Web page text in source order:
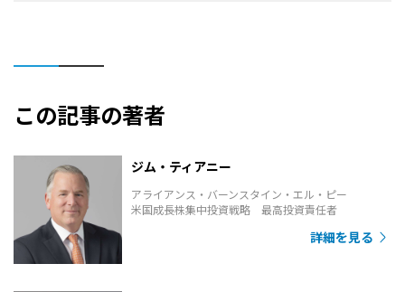
この記事の著者
ジム・ティアニー
アライアンス・バーンスタイン・エル・ピー
米国成長株集中投資戦略 最高投資責任者
詳細を見る